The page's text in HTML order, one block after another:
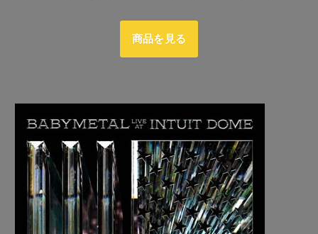
商品を見る